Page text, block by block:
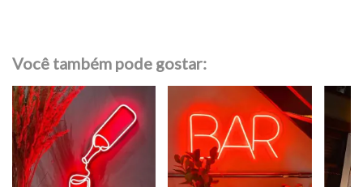
Você também pode gostar: